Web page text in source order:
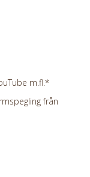
m.fl.*
från